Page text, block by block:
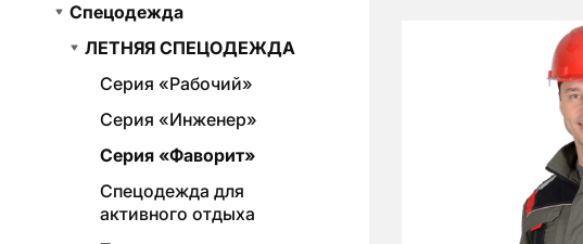
Спецодежда
ЛЕТНЯЯ СПЕЦОДЕЖДА
Серия «Рабочий»
Серия «Инженер»
Серия «Фаворит»
Спецодежда для
активного отдыха